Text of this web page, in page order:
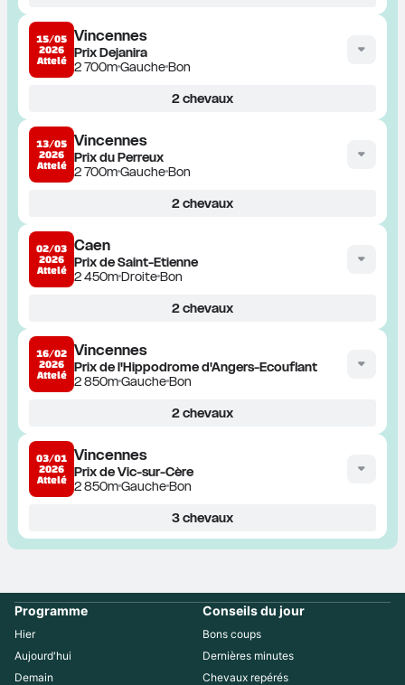
15/05
2026
Attelé
Vincennes
Prix Dejanira
2 700mGaucheBon
2chevaux
13/05
2026
Attelé
Vincennes
Prix du Perreux
2 700mGaucheBon
2chevaux
02/03
2026
Attelé
Caen
Prix de Saint-Etienne
2 450mDroiteBon
2chevaux
16/02
2026
Attelé
Vincennes
Prix de l'Hippodrome d'Angers-Ecouflant
2 850mGaucheBon
2chevaux
03/01
2026
Attelé
Vincennes
Prix de Vic-sur-Cère
2 850mGaucheBon
3chevaux
Programme
Hier
Aujourd'hui
Demain
Conseils du jour
Bons coups
Dernières minutes
Chevaux repérés